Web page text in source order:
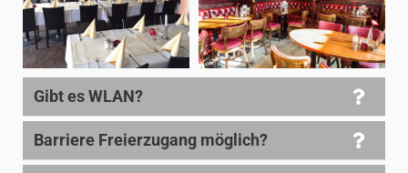
Gibt es WLAN?
Barriere Freierzugang möglich?